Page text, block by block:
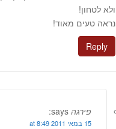
ולא לטחון!
נראה טעים מאוד!
Reply
פירגה says:
15 במאי 2011 at 8:49